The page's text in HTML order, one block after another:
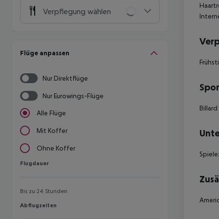
Verpflegung wählen
Flüge anpassen
Nur Direktflüge
Nur Eurowings-Flüge
Alle Flüge
Mit Koffer
Ohne Koffer
Flugdauer
Flugdauer
Bis zu 24 Stunden
Abflugzeiten
Abflugzeiten